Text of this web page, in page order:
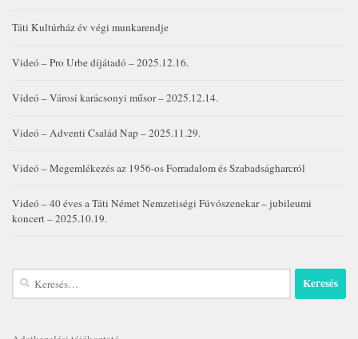
Táti Kultúrház év végi munkarendje
Videó – Pro Urbe díjátadó – 2025.12.16.
Videó – Városi karácsonyi műsor – 2025.12.14.
Videó – Adventi Család Nap – 2025.11.29.
Videó – Megemlékezés az 1956-os Forradalom és Szabadságharcról
Videó – 40 éves a Táti Német Nemzetiségi Fúvószenekar – jubileumi
koncert – 2025.10.19.
Keresés: